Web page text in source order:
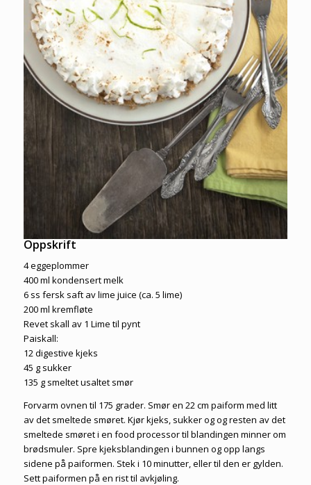
Oppskrift
4 eggeplommer
400 ml kondensert melk
6 ss fersk saft av lime juice (ca. 5 lime)
200 ml kremfløte
Revet skall av 1 Lime til pynt
Paiskall:
12 digestive kjeks
45 g sukker
135 g smeltet usaltet smør
Forvarm ovnen til 175 grader. Smør en 22 cm paiform med litt
av det smeltede smøret. Kjør kjeks, sukker og og resten av det
smeltede smøret i en food processor til blandingen minner om
brødsmuler. Spre kjeksblandingen i bunnen og opp langs
sidene på paiformen. Stek i 10 minutter, eller til den er gylden.
Sett paiformen på en rist til avkjøling.